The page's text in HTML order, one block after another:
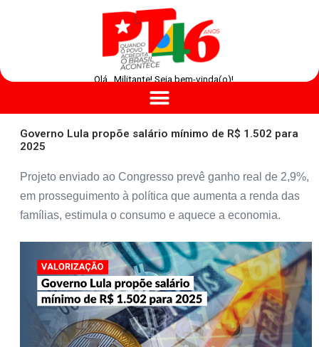
Olá , Militante! Seja bem-vinda(o)!
Governo Lula propõe salário mínimo de R$ 1.502 para
2025
Projeto enviado ao Congresso prevê ganho real de 2,9%,
em prosseguimento à política que aumenta a renda das
famílias, estimula o consumo e aquece a economia.